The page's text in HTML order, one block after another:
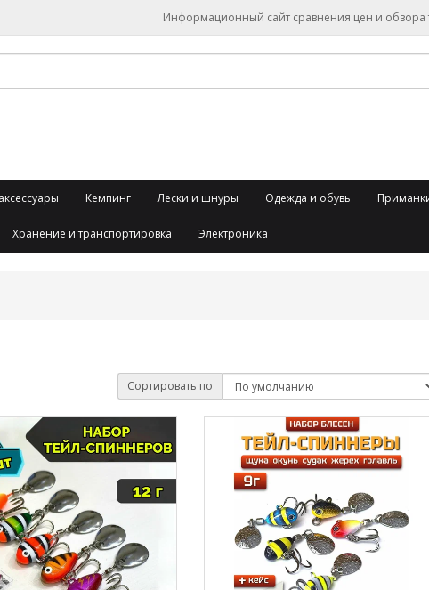
Информационный сайт сравнения цен и обзора
Кемпинг Лески и шнуры Одежда и обувь
Хранение и транспортировка Электроника
Сортировать по